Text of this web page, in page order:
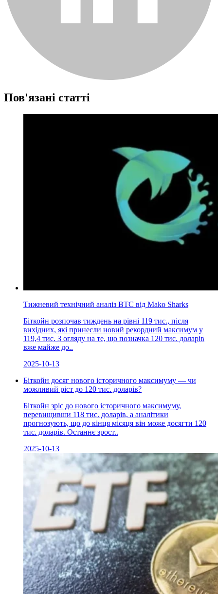
Пов'язані статті
Тижневий технічний аналіз BTC від Mako Sharks
Біткойн розпочав тиждень на рівні 119 тис., після
вихідних, які принесли новий рекордний максимум у
119,4 тис. З огляду на те, що позначка 120 тис. доларів
вже майже до..
2025-10-13
Біткойн досяг нового історичного максимуму — чи
можливий ріст до 120 тис. доларів?
Біткойн зріс до нового історичного максимуму,
перевищивши 118 тис. доларів, а аналітики
прогнозують, що до кінця місяця він може досягти 120
тис. доларів. Останнє зрост..
2025-10-13